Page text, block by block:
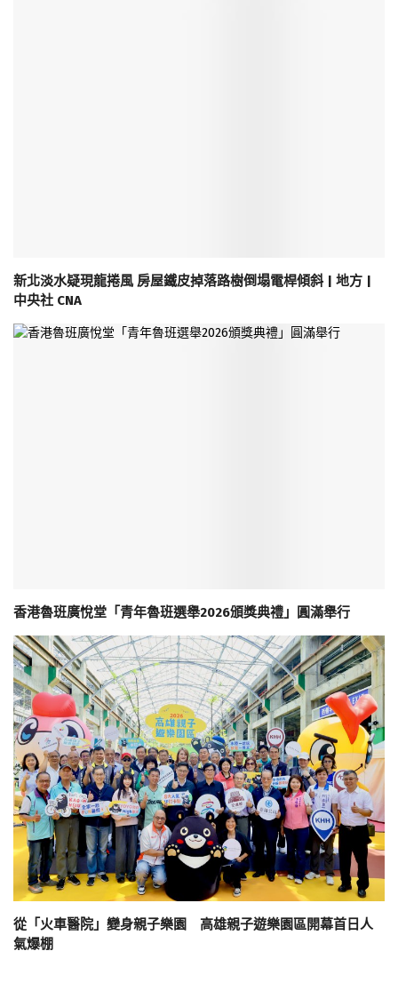
新北淡水疑現龍捲風 房屋鐵皮掉落路樹倒塌電桿傾斜 | 地方 |
中央社 CNA
香港魯班廣悅堂「青年魯班選舉2026頒獎典禮」圓滿舉行
從「火車醫院」變身親子樂園 高雄親子遊樂園區開幕首日人
氣爆棚